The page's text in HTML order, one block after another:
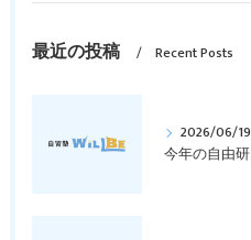
最近の投稿 Recent Posts
2026/06/19